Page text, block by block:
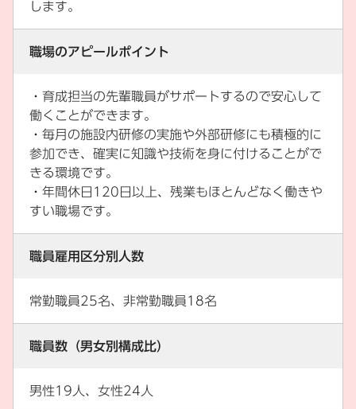
します。
職場のアピールポイント
・育成担当の先輩職員がサポートするので安心して
働くことができます。
・毎月の施設内研修の実施や外部研修にも積極的に
参加でき、確実に知識や技術を身に付けることがで
きる環境です。
・年間休日120日以上、残業もほとんどなく働きや
すい職場です。
職員雇用区分別人数
常勤職員25名、非常勤職員18名
職員数（男女別構成比）
男性19人、女性24人